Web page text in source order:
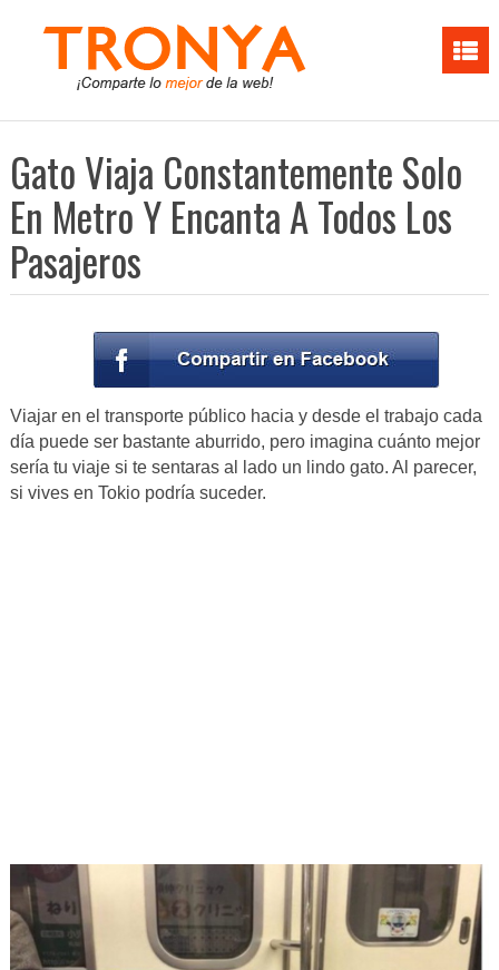
Gato Viaja Constantemente Solo
En Metro Y Encanta A Todos Los
Pasajeros
Viajar en el transporte público hacia y desde el trabajo cada
día puede ser bastante aburrido, pero imagina cuánto mejor
sería tu viaje si te sentaras al lado un lindo gato. Al parecer,
si vives en Tokio podría suceder.